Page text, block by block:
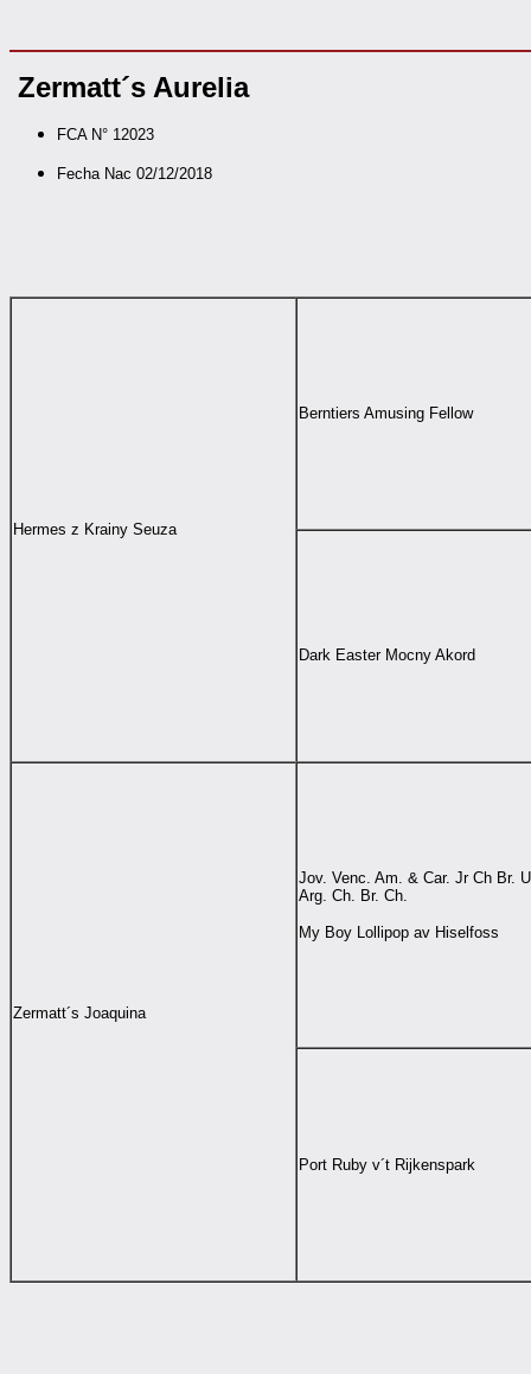
Zermatt´s Aurelia
FCA N° 12023
Fecha Nac 02/12/2018
Hermes z Krainy Seuza
Berntiers Amusing Fellow
Dark Easter Mocny Akord
Zermatt´s Joaquina
Jov. Venc. Am. & Car. Jr Ch Br.
Arg. Ch. Br. Ch.
My Boy Lollipop av Hiselfoss
Port Ruby v´t Rijkenspark